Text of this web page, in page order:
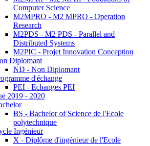
Computer Science
M2MPRO - M2 MPRO - Operation
Research
M2PDS - M2 PDS - Parallel and
Distributed Systems
M2PIC - Projet Innovation Conception
Diplomant
ND - Non Diplomant
d'échange
PEI - Echanges PEI
2019 - 2020
BS - Bachelor of Science de l'Ecole
polytechnique
Ingénieur
X - Diplôme d'ingénieur de l'Ecole